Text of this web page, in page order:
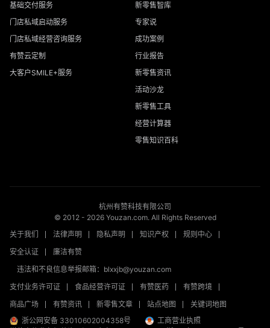
基础交付服务
门店私域启动服务
门店私域经营咨询服务
有赞云定制
大客户SMILE+服务
新零售智库
专家说
成功案例
行业报告
新零售资讯
活动沙龙
新零售工具
经营计算器
零售知识百科
杭州有赞科技有限公司
© 2012 - 2026Youzan.com. All Rights Reserved
关于我们
法律声明 隐私声明 知识产权
规则中心
安全认证
廉洁有赞
违法和不良信息举报邮箱：blxxjb@youzan.com
支付业务许可证
食品经营许可证 有赞医药
有赞跨境
商品广场
有赞资讯 新零售文章 站点地图
关键词地图
浙公网安备 33010602004358号
工商营业执照